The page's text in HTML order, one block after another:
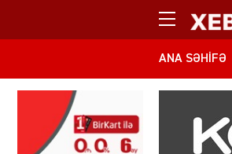
ANA SƏHIFƏ